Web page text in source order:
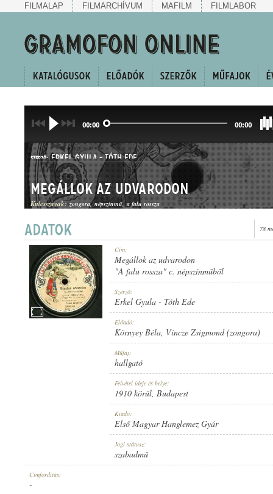
FILMALAP FILMARCHÍVUM MAFILM FILMLABOR
00:00 00:00
SZERZŐ: ERKEL GYULA-TÓTH EDE
HALLGATÓ
1910 KÖRÜL
ELSŐ MAGYAR HANGLEMEZ GYÁR
Megállok az udvarodon
Kulcsszavak: zongora népszínmű a falu rossza
78
Cím:
Megállok az udvarodon
"A falu rossza" c. népszínműből
Szerző:
Erkel Gyula - Tóth Ede
Előadó:
Környey Béla, Vincze Zsigmond (zongora)
Műfaj:
hallgató
Felvétel ideje és helye:
1910 körül, Budapest
Kiadó:
Első Magyar Hanglemez Gyár
Jogi státusz:
szabadmű
Címfordítás:
-